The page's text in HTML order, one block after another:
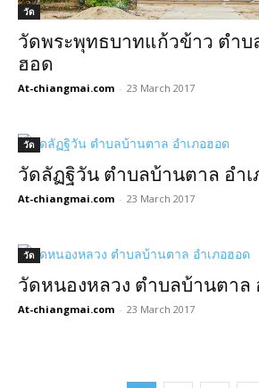
วัด
วัดพระพุทธบาทแก้วข้าว ตำบ
ฮอด
At-chiangmai.com - 23 March 2017
วัด
วัดลัฏฐิวัน ตำบลบ้านตาล อำ
At-chiangmai.com - 23 March 2017
วัด
วัดหนองหลวง ตำบลบ้านตาล
At-chiangmai.com - 23 March 2017